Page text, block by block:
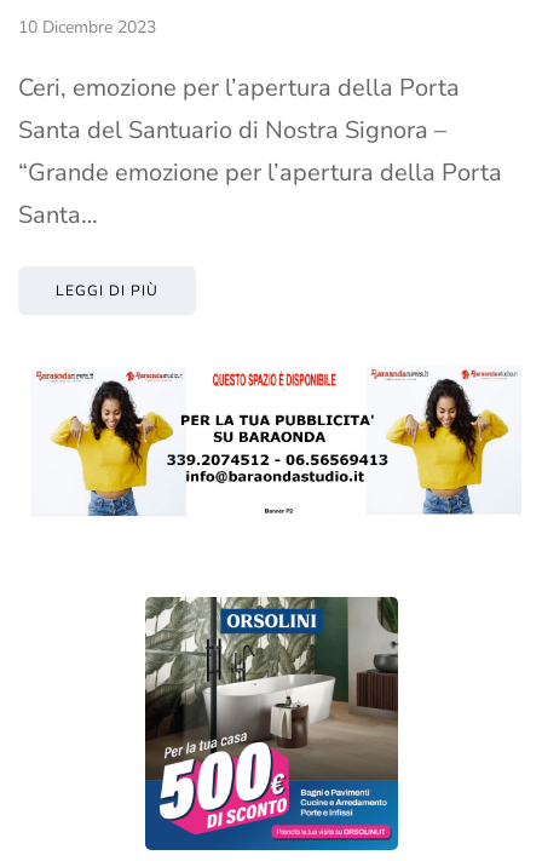
10 Dicembre 2023
Ceri, emozione per l’apertura della Porta
Santa del Santuario di Nostra Signora –
“Grande emozione per l’apertura della Porta
Santa…
LEGGI DI PIÙ